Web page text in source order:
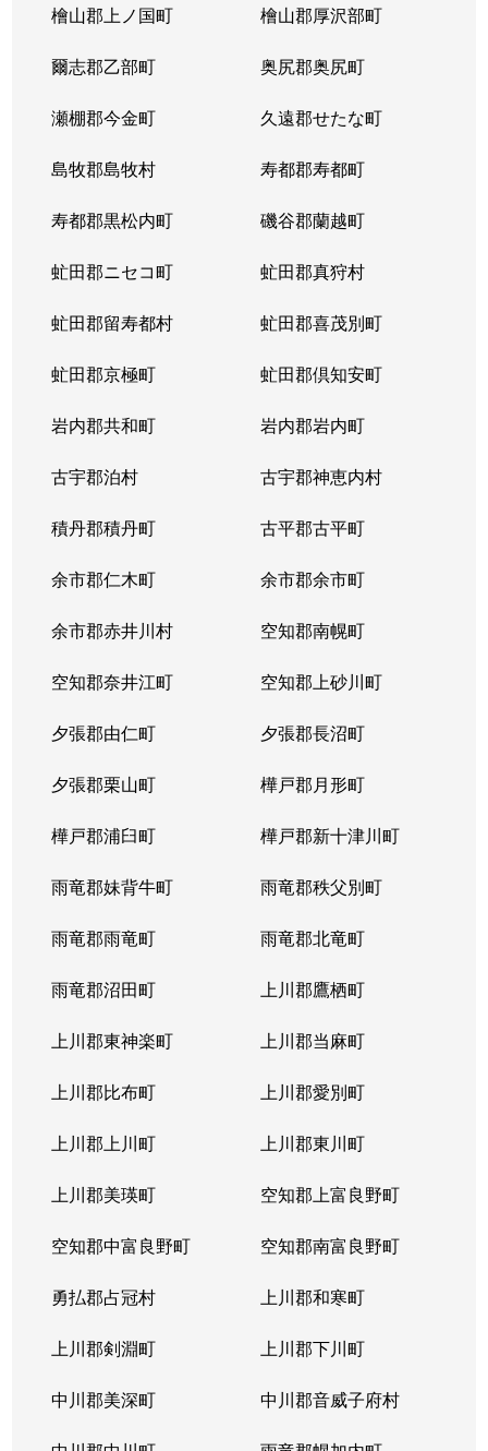
檜山郡上ノ国町 檜山郡厚沢部町
爾志郡乙部町 奥尻郡奥尻町
瀬棚郡今金町 久遠郡せたな町
島牧郡島牧村 寿都郡寿都町
寿都郡黒松内町 磯谷郡蘭越町
虻田郡ニセコ町 虻田郡真狩村
虻田郡留寿都村 虻田郡喜茂別町
虻田郡京極町 虻田郡倶知安町
岩内郡共和町 岩内郡岩内町
古宇郡泊村 古宇郡神恵内村
積丹郡積丹町 古平郡古平町
余市郡仁木町 余市郡余市町
余市郡赤井川村 空知郡南幌町
空知郡奈井江町 空知郡上砂川町
夕張郡由仁町 夕張郡長沼町
夕張郡栗山町 樺戸郡月形町
樺戸郡浦臼町 樺戸郡新十津川町
雨竜郡妹背牛町 雨竜郡秩父別町
雨竜郡雨竜町 雨竜郡北竜町
雨竜郡沼田町 上川郡鷹栖町
上川郡東神楽町 上川郡当麻町
上川郡比布町 上川郡愛別町
上川郡上川町 上川郡東川町
上川郡美瑛町 空知郡上富良野町
空知郡中富良野町 空知郡南富良野町
勇払郡占冠村 上川郡和寒町
上川郡剣淵町 上川郡下川町
中川郡美深町 中川郡音威子府村